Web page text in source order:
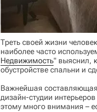
Треть своей жизни
наиболее часто
Недвижимость" выяснил,
обустройстве спальни и
Важнейшая составляющая
дизайн-студии
этому много внимания –